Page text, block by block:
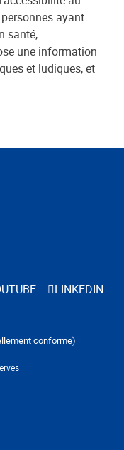
ayant
santé,
une information
et ludiques, et
LINKEDIN
conforme)